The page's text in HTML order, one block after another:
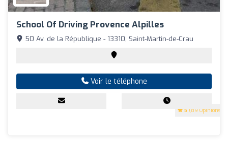
School Of Driving Provence Alpilles
5 (89 Opinions)
50 Av. de la République - 13310, Saint-Martin-de-Crau
Voir le téléphone